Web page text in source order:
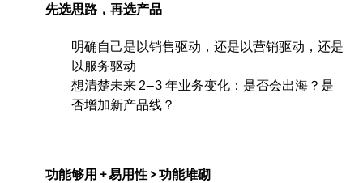
先选思路，再选产品
明确自己是以销售驱动，还是以营销驱动，还是
以服务驱动
想清楚未来 2–3 年业务变化：是否会出海？是
否增加新产品线？
功能够用 + 易用性 > 功能堆砌